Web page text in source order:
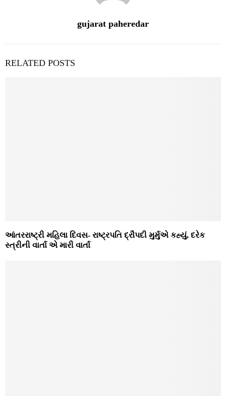
gujarat paheredar
RELATED POSTS
આંતરરાષ્ટ્રી મહિલા દિવસ- રાષ્ટ્રપતિ દ્રૌપદી મુર્મુએ કહ્યું, દરેક
સ્ત્રીની વાર્તા એ મારી વાર્તા